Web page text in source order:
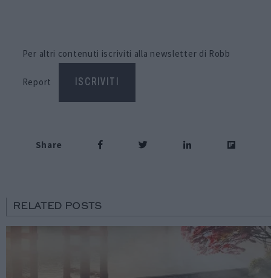
Per altri contenuti iscriviti alla newsletter di Robb
Report ISCRIVITI
Share
RELATED POSTS